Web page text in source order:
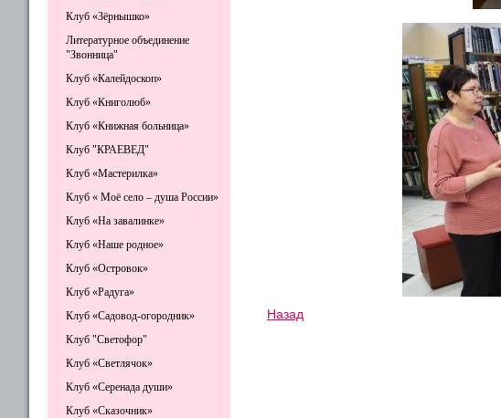
Назад
Клуб «Зёрнышко»
Литературное объединение
"Звонница"
Клуб «Калейдоскоп»
Клуб «Книголюб»
Клуб «Книжная больница»
Клуб "КРАЕВЕД"
Клуб «Мастерилка»
Клуб « Моё село – душа России»
Клуб «На завалинке»
Клуб «Наше родное»
Клуб «Островок»
Клуб «Радуга»
Клуб «Садовод-огородник»
Клуб "Светофор"
Клуб «Светлячок»
Клуб «Серенада души»
Клуб «Сказочник»